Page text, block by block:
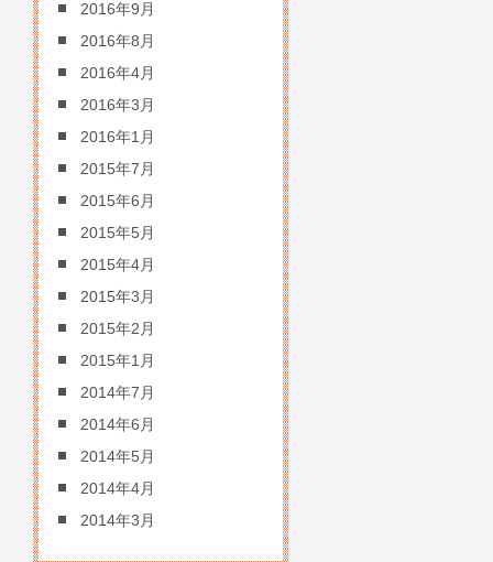
2016年9月
2016年8月
2016年4月
2016年3月
2016年1月
2015年7月
2015年6月
2015年5月
2015年4月
2015年3月
2015年2月
2015年1月
2014年7月
2014年6月
2014年5月
2014年4月
2014年3月